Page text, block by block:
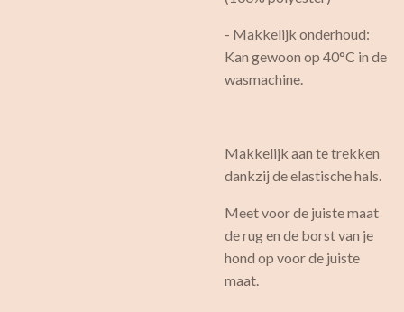
- Makkelijk onderhoud:
Kan gewoon op 40°C in de
wasmachine.
Makkelijk aan te trekken
dankzij de elastische hals.
Meet voor de juiste maat
de rug en de borst van je
hond op voor de juiste
maat.